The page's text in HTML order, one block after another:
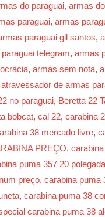
do paraguai, armas
paraguai, armas
paraguai gil santos,
telegram, armas
, armas sem nota,
atravessador de armas
no paraguai, Beretta 22
bobcat, cal 22, carabina
38 mercado livre,
PREÇO,
puma 357 20
preço, carabina puma
, carabina puma 38
carabina puma 38